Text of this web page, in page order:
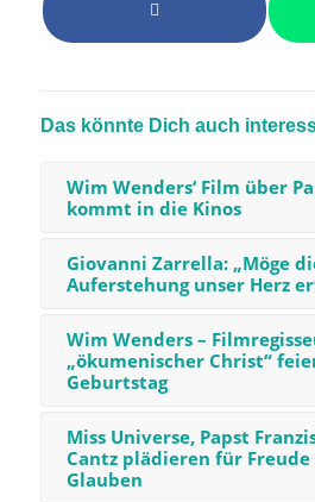
Das könnte Dich auch
Wim Wenders‘ Film über
kommt in die Kinos
Giovanni Zarrella: „Möge
Auferstehung unser Herz
Wim Wenders –
„ökumenischer Christ“
Geburtstag
Miss Universe, Papst
Cantz plädieren für
Glauben